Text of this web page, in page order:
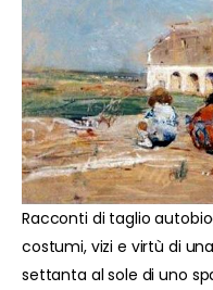
Racconti di taglio
costumi, vizi e virtù di
settanta al sole di uno